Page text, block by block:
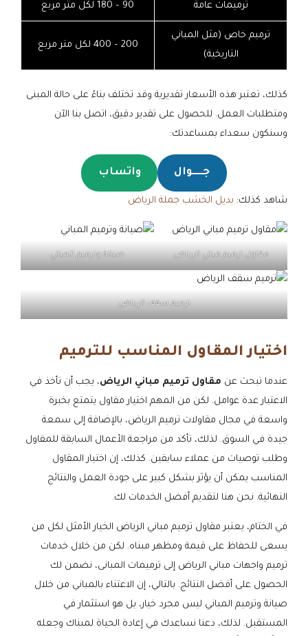
ترميمات عامة 90 – 180 لكل متر مربع
ترميم خاص (مثل المباني
التاريخية)
200 – 400 لكل متر مربع
كذلك، تعتبر هذه الأسعار تقديرية وقد تختلف بناءً على حالة المبنى
ومتطلبات العمل. للحصول على تقدير دقيق، اتصل بنا الآن
وسنكون سعداء بمساعدتك:
جـــــوال واتساب
شاهد كذلك: بديل الخشب جملة الرياض
مقاول ترميم مباني الرياض صيانة وترميم المباني
ترميم سقف الرياض
اختيار المقاول المناسب للترميم
عندما تبحث عن مقاول ترميم مباني الرياض، يجب أن تأخذ في
الاعتبار عدة عوامل. لكن من المهم اختيار مقاول يتمتع بخبرة
واسعة في مجال مقاولات ترميم الرياض، بالإضافة إلى سمعة
جيدة في السوق. لذلك، تأكد من مراجعة الأعمال السابقة للمقاول
وطلب توصيات من عملاء سابقين. كذلك، إن اختيار المقاول
المناسب يمكن أن يؤثر بشكل كبير على جودة العمل والنتائج
النهائية. نحن هنا لتقديم أفضل الخدمات لك.
في الختام، يعتبر مقاول ترميم مباني الرياض الخيار الأمثل لكل من
يسعى للحفاظ على قيمة ومظهر مبناه. لكن من خلال خدمات
ترميم واجهات مباني الرياض إلى ترميمات المبانى، نضمن لك
الحصول على أفضل النتائج. بالتالي، إن الاعتناء بالمباني من خلال
صيانة وترميم المباني ليس مجرد خيار، بل هو استثمار في
المستقبل. لذلك، دعنا نساعدك في إعادة الحياة لمبناك وجعله